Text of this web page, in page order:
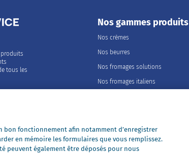
produits
tous les
Nos gammes produits
Nos crèmes
Nos beurres
Nos fromages solutions
Nos fromages italiens
Nos préparations
Nos ultra-frais
bon fonctionnement afin notamment d’enregistrer
en mémoire les formulaires que vous remplissez.
peuvent également être déposés pour nous